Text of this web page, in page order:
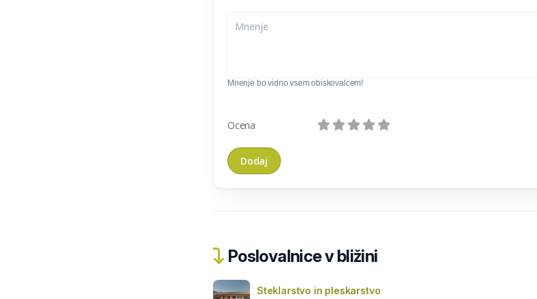
Mnenje bo vidno vsem obiskovalcem!
Ocena
Poslovalnice v bližini
Steklarstvo in pleskarstvo